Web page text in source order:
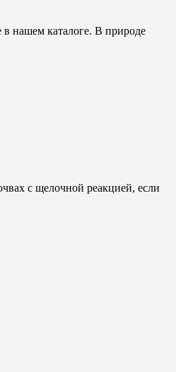
в нашем каталоге. В природе
с щелочной реакцией, если